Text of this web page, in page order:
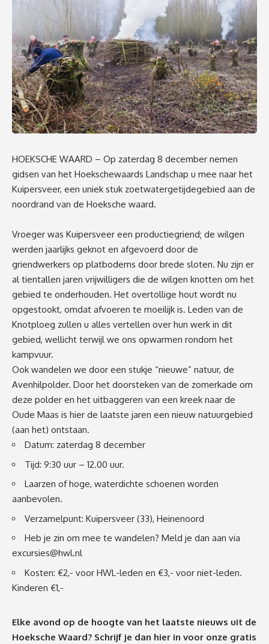
HOEKSCHE WAARD – Op zaterdag 8 december nemen
gidsen van het Hoekschewaards Landschap u mee naar het
Kuipersveer, een uniek stuk zoetwatergetijdegebied aan de
noordrand van de Hoeksche waard.
Vroeger was Kuipersveer een productiegriend; de wilgen
werden jaarlijks geknot en afgevoerd door de
griendwerkers op platbodems door brede sloten. Nu zijn er
al tientallen jaren vrijwilligers die de wilgen knotten om het
gebied te onderhouden. Het overtollige hout wordt nu
opgestookt, omdat afvoeren te moeilijk is. Leden van de
Knotploeg zullen u alles vertellen over hun werk in dit
gebied, wellicht terwijl we ons opwarmen rondom het
kampvuur.
Ook wandelen we door een stukje “nieuwe” natuur, de
Avenhilpolder. Door het doorsteken van de zomerkade om
deze polder en het uitbaggeren van een kreek naar de
Oude Maas is hier de laatste jaren een nieuw natuurgebied
(aan het) ontstaan.
Datum: zaterdag 8 december
Tijd: 9:30 uur – 12.00 uur.
Laarzen of hoge, waterdichte schoenen worden
aanbevolen.
Verzamelpunt: Kuipersveer (33), Heinenoord
Heb je zin om mee te wandelen? Meld je dan aan via
excursies@hwl.nl
Kosten: €2,- voor HWL-leden en €3,- voor niet-leden.
Kinderen €1,-
Elke avond op de hoogte van het laatste nieuws uit de
Hoeksche Waard? Schrijf je dan hier in voor onze gratis